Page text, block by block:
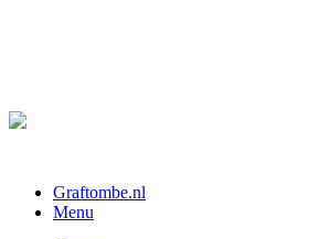
Graftombe.nl
Menu